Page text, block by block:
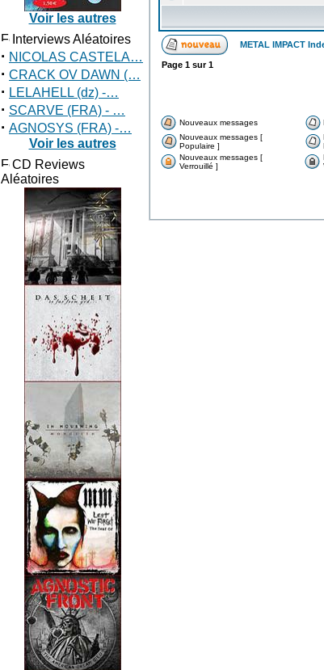
Voir les autres
Interviews Aléatoires
· NICOLAS CASTELA…
· CRACK OV DAWN (…
· LELAHELL (dz) -…
· SCARVE (FRA) - …
· AGNOSYS (FRA) -…
Voir les autres
CD Reviews
Aléatoires
METAL IMPACT
Page 1 sur1
Nouveaux messages
Nouveaux messages [
Populaire ]
Nouveaux messages [
Verrouillé ]